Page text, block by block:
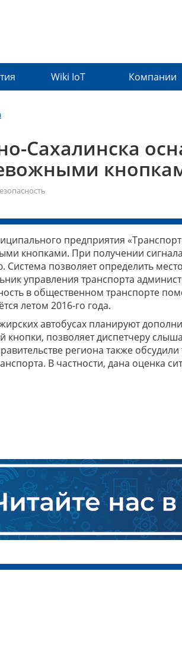
Wiki IoT Компании
Сахалинска
предприятия
кнопками. При получении
позволяет определить
управления транспорта
в общественном транспорте
летом 2016-го года.
автобусах планируют
позволяет диспетчеру
региона также
В частности, дана оценка